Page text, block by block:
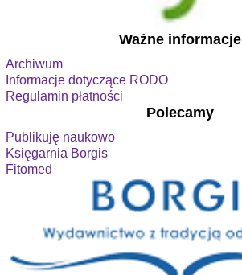
Ważne informacje
Archiwum
Informacje dotyczące RODO
Regulamin płatności
Polecamy
Publikuję naukowo
Księgarnia Borgis
Fitomed